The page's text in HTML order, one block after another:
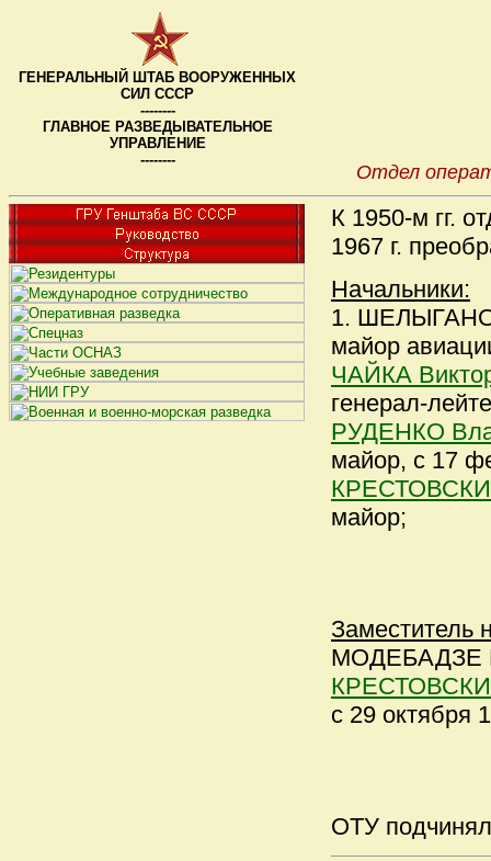
ГЕНЕРАЛЬНЫЙ ШТАБ ВООРУЖЕННЫХ
СИЛ СССР
--------
ГЛАВНОЕ РАЗВЕДЫВАТЕЛЬНОЕ
УПРАВЛЕНИЕ
--------
Отдел
К 1950-м гг.
1967 г.
Начальники:
1.
майор
ЧАЙКА
генерал-
РУДЕНКО
майор, с 17
майор;
Заместитель
МОДЕБАДЗЕ
с 29 октября
ОТУ